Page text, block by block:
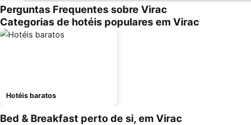
Perguntas Frequentes sobre Virac
Categorias de hotéis populares em Virac
Hotéis baratos
Bed & Breakfast perto de si, em Virac